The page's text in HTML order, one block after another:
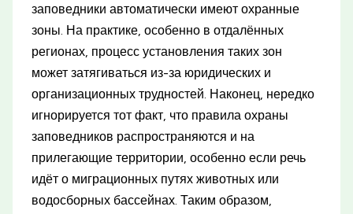
заповедники автоматически имеют охранные
зоны. На практике, особенно в отдалённых
регионах, процесс установления таких зон
может затягиваться из-за юридических и
организационных трудностей. Наконец, нередко
игнорируется тот факт, что правила охраны
заповедников распространяются и на
прилегающие территории, особенно если речь
идёт о миграционных путях животных или
водосборных бассейнах. Таким образом,